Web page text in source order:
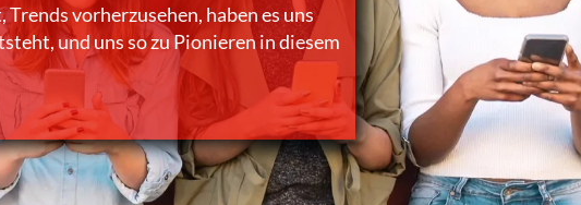
vorherzusehen, haben es uns
und uns so zu Pionieren in diesem